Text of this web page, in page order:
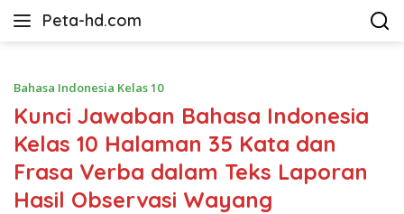
Peta-hd.com
Kumpulan
HD
Bahasa Indonesia Kelas 10
Kunci Jawaban Bahasa Indonesia
Kelas 10 Halaman 35 Kata dan
Frasa Verba dalam Teks Laporan
Hasil Observasi Wayang